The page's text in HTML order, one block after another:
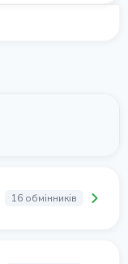
16 обмінників